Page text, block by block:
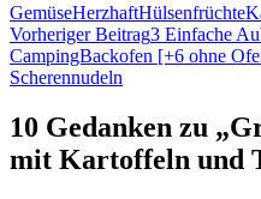
GemüseHerzhaftHülsenfrüchte
Beitragsnavigation
Vorheriger Beitrag3 Einfache
CampingBackofen [+6 ohne
Scherennudeln
10 Gedanken zu
mit Kartoffeln und